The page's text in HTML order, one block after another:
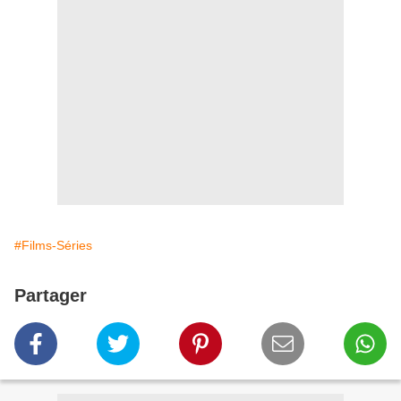
#Films-Séries
Partager